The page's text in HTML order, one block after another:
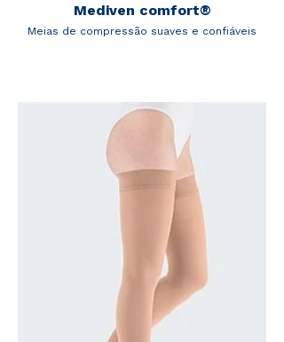
Mediven comfort®
Meias de compressão suaves e confiáveis